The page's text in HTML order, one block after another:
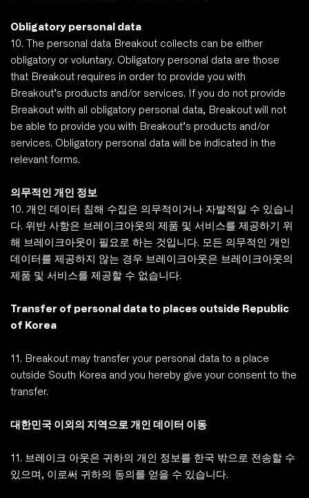
Obligatory personal data
10. The personal data Breakout collects can be either
obligatory or voluntary. Obligatory personal data are those
that Breakout requires in order to provide you with
Breakout’s products and/or services. If you do not provide
Breakout with all obligatory personal data, Breakout will not
be able to provide you with Breakout’s products and/or
services. Obligatory personal data will be indicated in the
relevant forms.
의무적인 개인 정보
10. 개인 데이터 침해 수집은 의무적이거나 자발적일 수 있습니
다. 위반 사항은 브레이크아웃의 제품 및 서비스를 제공하기 위
해 브레이크아웃이 필요로 하는 것입니다. 모든 의무적인 개인
데이터를 제공하지 않는 경우 브레이크아웃은 브레이크아웃의
제품 및 서비스를 제공할 수 없습니다.
Transfer of personal data to places outside Republic
of Korea
11. Breakout may transfer your personal data to a place
outside South Korea and you hereby give your consent to the
transfer.
대한민국 이외의 지역으로 개인 데이터 이동
11. 브레이크 아웃은 귀하의 개인 정보를 한국 밖으로 전송할 수
있으며, 이로써 귀하의 동의를 얻을 수 있습니다.